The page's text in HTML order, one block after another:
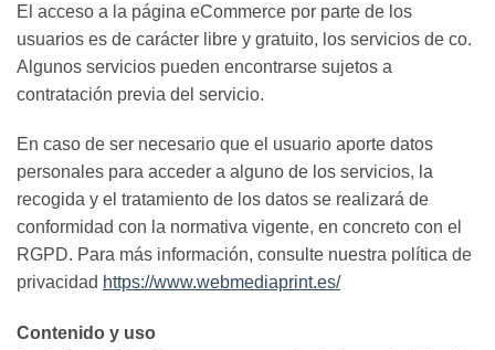
El acceso a la página eCommerce por parte de los
usuarios es de carácter libre y gratuito, los servicios de co.
Algunos servicios pueden encontrarse sujetos a
contratación previa del servicio.
En caso de ser necesario que el usuario aporte datos
personales para acceder a alguno de los servicios, la
recogida y el tratamiento de los datos se realizará de
conformidad con la normativa vigente, en concreto con el
RGPD. Para más información, consulte nuestra política de
privacidad https://www.webmediaprint.es/
Contenido y uso